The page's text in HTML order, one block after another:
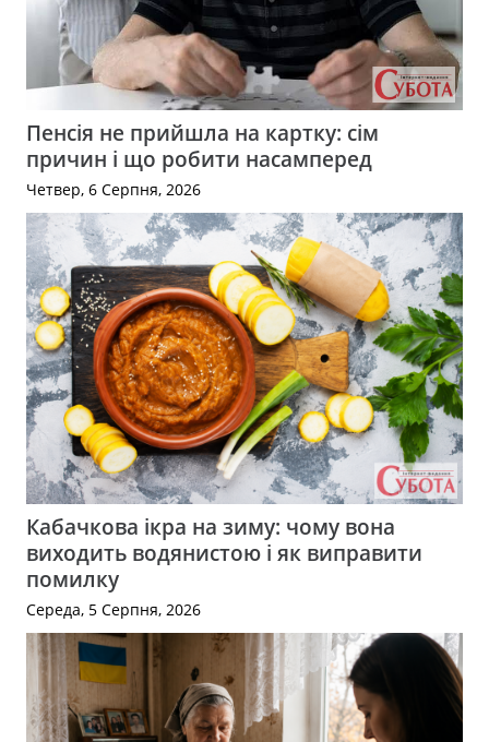
Пенсія не прийшла на картку: сім
причин і що робити насамперед
Четвер, 6 Серпня, 2026
Кабачкова ікра на зиму: чому вона
виходить водянистою і як виправити
помилку
Середа, 5 Серпня, 2026